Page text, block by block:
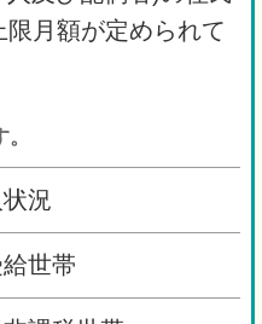
月額が定められて
況
世帯